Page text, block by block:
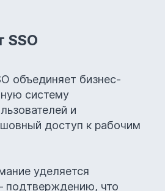
SSO
объединяет бизнес-
систему
и
доступ к рабочим
уделяется
подтверждению, что